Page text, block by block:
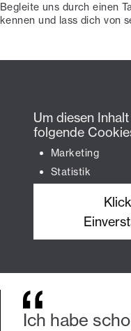
Begleite uns durch einen
kennen und lass dich von
Um diesen
folgende
Marketing
Statistik
Ich habe